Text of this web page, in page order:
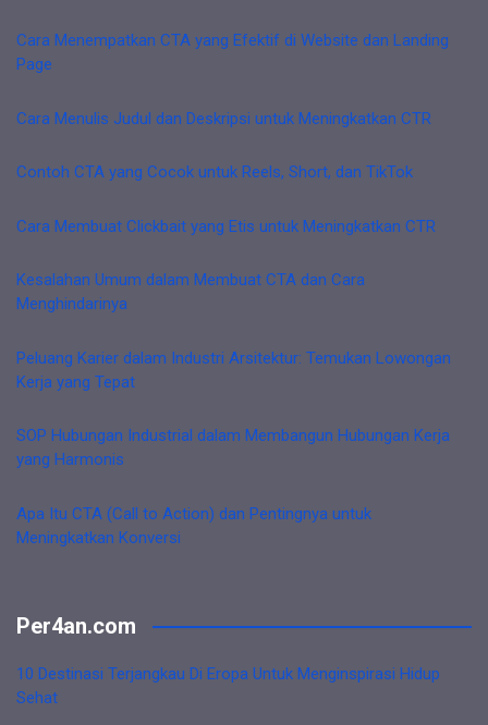
Cara Menempatkan CTA yang Efektif di Website dan Landing
Page
Cara Menulis Judul dan Deskripsi untuk Meningkatkan CTR
Contoh CTA yang Cocok untuk Reels, Short, dan TikTok
Cara Membuat Clickbait yang Etis untuk Meningkatkan CTR
Kesalahan Umum dalam Membuat CTA dan Cara
Menghindarinya
Peluang Karier dalam Industri Arsitektur: Temukan Lowongan
Kerja yang Tepat
SOP Hubungan Industrial dalam Membangun Hubungan Kerja
yang Harmonis
Apa Itu CTA (Call to Action) dan Pentingnya untuk
Meningkatkan Konversi
Per4an.com
10 Destinasi Terjangkau Di Eropa Untuk Menginspirasi Hidup
Sehat